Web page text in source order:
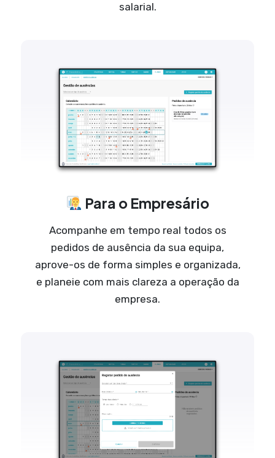
salarial.
Para o Empresário
Acompanhe em tempo real todos os
pedidos de ausência da sua equipa,
aprove-os de forma simples e organizada,
e planeie com mais clareza a operação da
empresa.